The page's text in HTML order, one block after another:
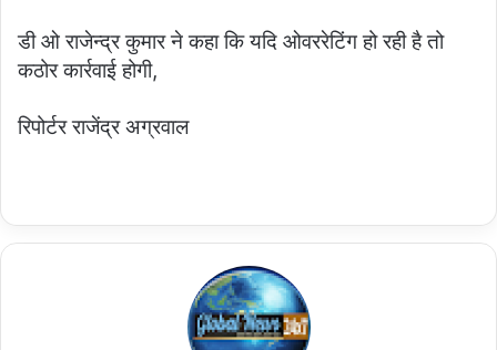
डी ओ राजेन्द्र कुमार ने कहा कि यदि ओवररेटिंग हो रही है तो
कठोर कार्रवाई होगी,
रिपोर्टर राजेंद्र अग्रवाल